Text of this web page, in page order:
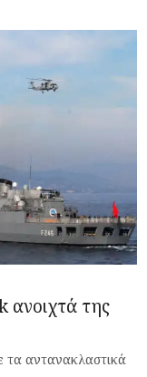
ανοιχτά της
τα αντανακλαστικά